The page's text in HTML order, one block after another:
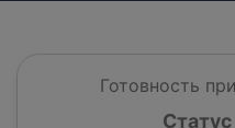
Готовность